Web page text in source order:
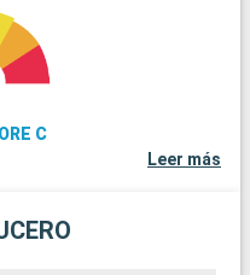
C
Leer más